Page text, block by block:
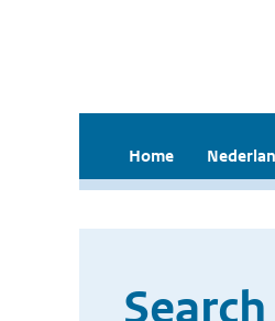
Home